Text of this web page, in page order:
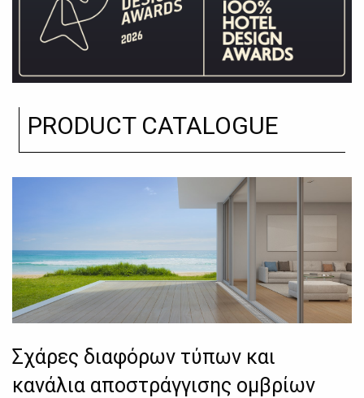
PRODUCT CATALOGUE
Σχάρες διαφόρων τύπων και
κανάλια αποστράγγισης ομβρίων